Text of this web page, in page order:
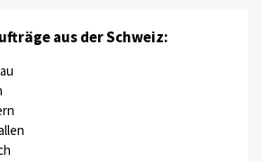
aus der Schweiz: